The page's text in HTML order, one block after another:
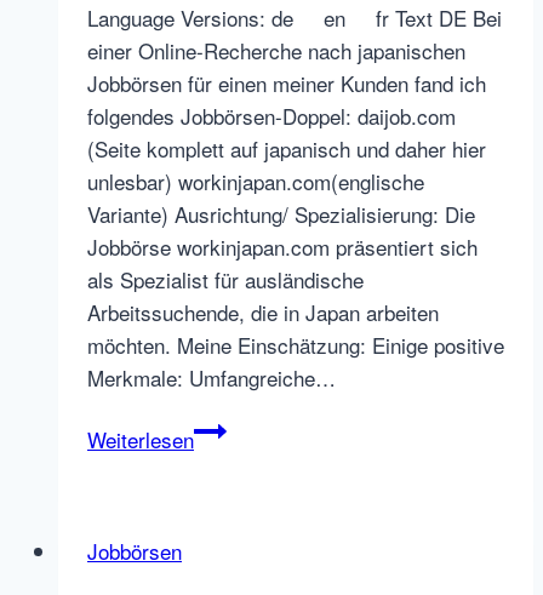
Twitemploi
Language Versions: de en fr Text DE Bei
einer Online-Recherche nach japanischen
Jobbörsen für einen meiner Kunden fand ich
folgendes Jobbörsen-Doppel: daijob.com
(Seite komplett auf japanisch und daher hier
unlesbar) workinjapan.com(englische
Variante) Ausrichtung/ Spezialisierung: Die
Jobbörse workinjapan.com präsentiert sich
als Spezialist für ausländische
Arbeitssuchende, die in Japan arbeiten
möchten. Meine Einschätzung: Einige positive
Merkmale: Umfangreiche…
WeiterlesenJob
Jobbörsen